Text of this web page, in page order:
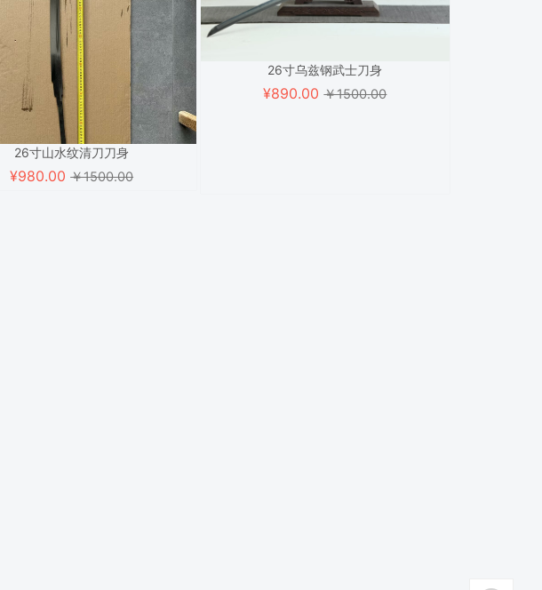
26寸山水纹清刀刀身
¥980.00￥1500.00
26寸乌兹钢武士刀身
¥890.00￥1500.00